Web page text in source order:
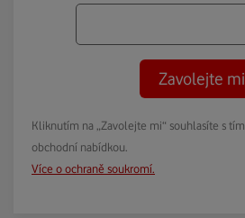
Zavolejte mi
Kliknutím na „Zavolejte mi“ souhlasíte s
obchodní nabídkou.
Více o ochraně soukromí.